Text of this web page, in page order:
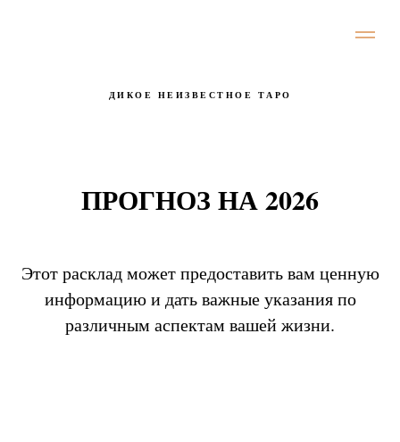
ДИКОЕ НЕИЗВЕСТНОЕ ТАРО
ПРОГНОЗ НА 2026
Этот расклад может предоставить вам ценную
информацию и дать важные указания по
различным аспектам вашей жизни.